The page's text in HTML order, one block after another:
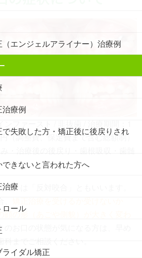
（調整費、保定費まで含む総額制）
・治療後の後戻り・歯根吸収・歯髄
突）は「反対咬合」ともいいます。
顔の形（あごや側貌）が大きく変わ
のお口の状態が気になる方は、早め
科までご相談ください。
エンジェルアライナー）治療例
療例
失敗した方・矯正後に後戻りされ
きないと言われた方へ
療
ロール
イダル矯正